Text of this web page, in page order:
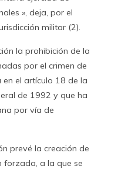
», deja, por el
militar (2).
la prohibición de la
por el crimen de
el artículo 18 de la
de 1992 y que ha
por vía de
prevé la creación de
forzada, a la que se